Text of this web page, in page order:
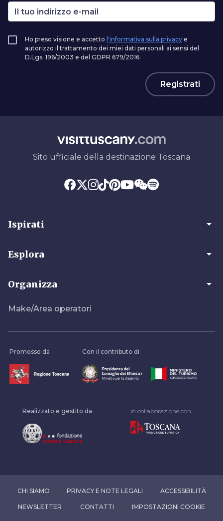
Ho preso visione e accetto l'informativa sulla privacy e
autorizzo il trattamento dei miei dati personali ai sensi del
D.Lgs. 196/2003 e del GDPR 679/2016.
Registrati
Sito ufficiale della destinazione Toscana
Ispirati arrow_drop_down
Esplora arrow_drop_down
Organizza arrow_drop_down
Make/Area operatori
Promosso da Con il contributo di
Realizzato e gestito da In collaborazione con
CHI SIAMO PRIVACY E NOTE LEGALI ACCESSIBILITÀ
NEWSLETTER CONTATTI IMPOSTAZIONI COOKIE